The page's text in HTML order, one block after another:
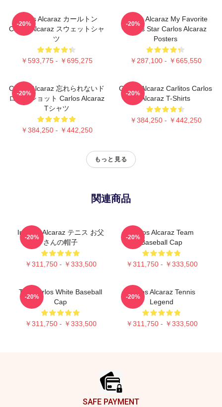
Carlos Alcaraz カールトン
Carlos Alcaraz スウェットシャ
ツ
￥593,775 - ￥695,275
-20%
Carlos Alcaraz My Favorite
Tennis Star Carlos Alcaraz
Posters
￥287,100 - ￥665,550
-20%
Carlos Alcaraz 忘れられないド
ロップショット Carlos Alcaraz
Tシャツ
￥384,250 - ￥442,250
-20%
Carlos Alcaraz Carlitos Carlos
Alcaraz T-Shirts
￥384,250 - ￥442,250
-20%
もっと見る
関連商品
Intense Alcaraz テニス お父
さんの帽子
￥311,750 - ￥333,500
-20%
Carlos Alcaraz Team
Baseball Cap
￥311,750 - ￥333,500
-20%
The Carlos White Baseball
Cap
￥311,750 - ￥333,500
-20%
Carlos Alcaraz Tennis
Legend
￥311,750 - ￥333,500
-20%
SAFE PAYMENT